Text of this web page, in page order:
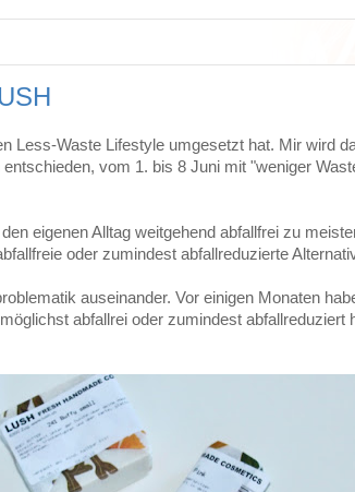
Less-Waste Lifestyle umgesetzt hat. Mir wird
vom 1. bis 8 Juni mit "weniger
eigenen Alltag weitgehend abfallfrei zu
oder zumindest abfallreduzierte
auseinander. Vor einigen Monaten
abfallrei oder zumindest abfallreduziert